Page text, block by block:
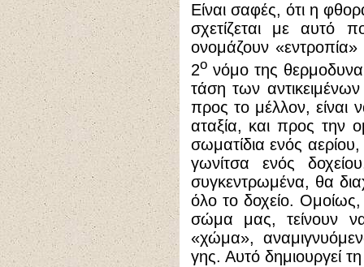
Είναι σαφές, ότι η
σχετίζεται με αυτό
ονομάζουν
2ονόμο της
τάση των
προς το μέλλον, είναι
αταξία, και προς την
σωματίδια ενός
γωνίτσα ενός
συγκεντρωμένα, θα
όλο το δοχείο.
σώμα μας, τείνουν
«χώμα»,
γης. Αυτό δημιουργεί